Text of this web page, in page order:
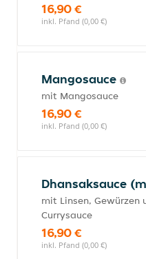
16,90 €
inkl. Pfand (0,00 €)
Mangosauce
mit Mangosauce
16,90 €
inkl. Pfand (0,00 €)
Dhansaksauce
mit Linsen,
Currysauce
16,90 €
inkl. Pfand (0,00 €)